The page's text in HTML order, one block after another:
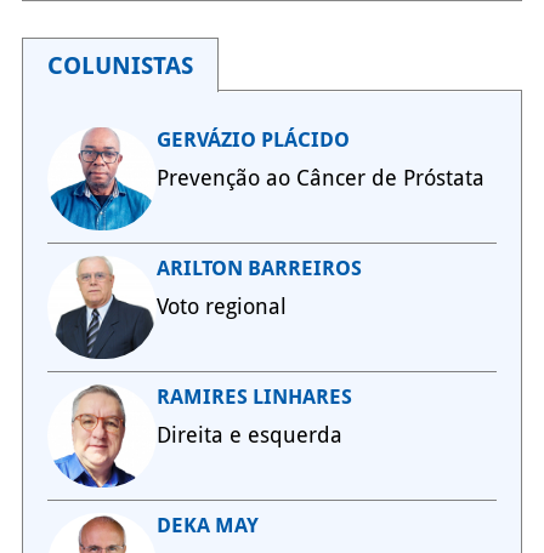
COLUNISTAS
GERVÁZIO PLÁCIDO
Prevenção ao Câncer de Próstata
ARILTON BARREIROS
Voto regional
RAMIRES LINHARES
Direita e esquerda
DEKA MAY